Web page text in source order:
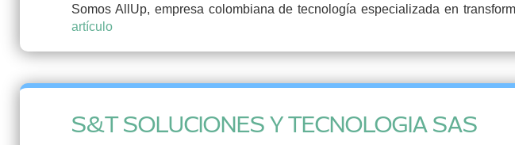
Somos AllUp, empresa colombiana de tecnología especializada en
artículo
S&T SOLUCIONES Y TECNOLOGIA SAS